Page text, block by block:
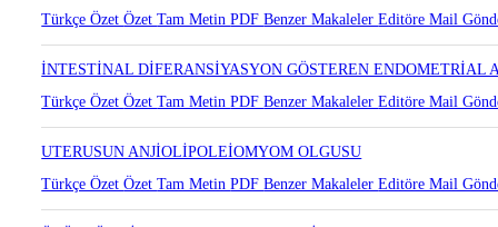
ATİPİK ENDOMETRİOZİS ZEMİNİNDE GELİŞİM GÖSTEREN
Türkçe ÖzetÖzetTam MetinPDFBenzer MakalelerEditöre Mail
İNTESTİNAL DİFERANSİYASYON GÖSTEREN ENDOMETRİAL
Türkçe ÖzetÖzetTam MetinPDFBenzer Makaleler
UTERUSUN ANJİOLİPOLEİOMYOM OLGUSU